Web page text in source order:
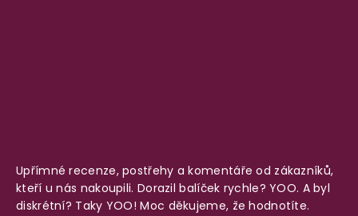
Upřímné recenze, postřehy a komentáře od zákazníků,
kteří u nás nakoupili. Dorazil balíček rychle? YOO. A byl
diskrétní? Taky YOO! Moc děkujeme, že hodnotíte.